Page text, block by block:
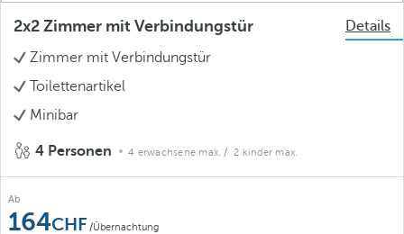
2x2 Zimmer mit Verbindungstür
Details
Zimmer mit Verbindungstür
Toilettenartikel
Minibar
4 Personen 4 erwachsene max. / 2 kinder max.
Ab
164 /Übernachtung